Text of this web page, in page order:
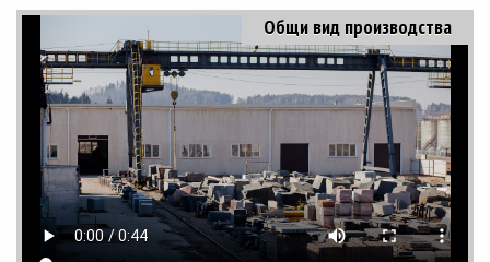
Общи вид производства